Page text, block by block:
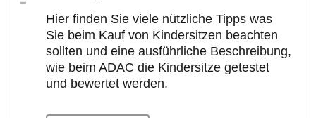
Hier finden Sie viele nützliche Tipps was
Sie beim Kauf von Kindersitzen beachten
sollten und eine ausführliche Beschreibung,
wie beim ADAC die Kindersitze getestet
und bewertet werden.